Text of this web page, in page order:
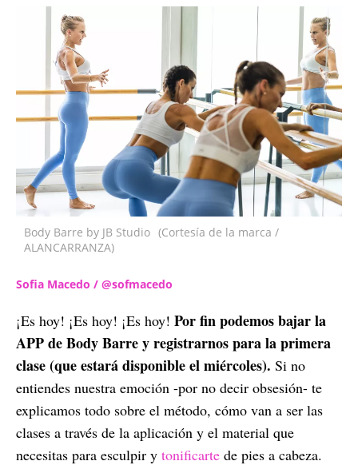
Body Barre by JB Studio (Cortesía de la marca /
ALANCARRANZA)
Sofia Macedo / @sofmacedo
¡Es hoy! ¡Es hoy! ¡Es hoy! Por fin podemos bajar la
APP de Body Barre y registrarnos para la primera
clase (que estará disponible el miércoles). Si no
entiendes nuestra emoción -por no decir obsesión- te
explicamos todo sobre el método, cómo van a ser las
clases a través de la aplicación y el material que
necesitas para esculpir y tonificarte de pies a cabeza.